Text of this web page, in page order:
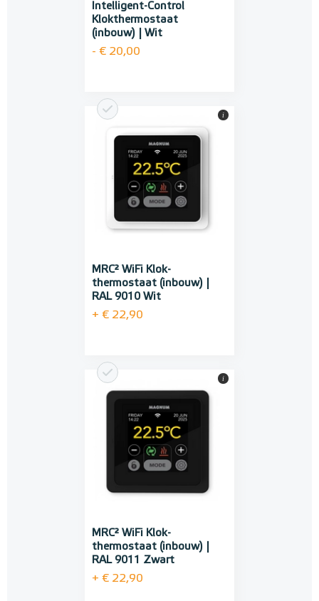
Intelligent-Control
Klokthermostaat
(inbouw) | Wit
- € 20,00
MRC² WiFi Klok-
thermostaat (inbouw) |
RAL 9010 Wit
+ € 22,90
i
MRC² WiFi Klok-
thermostaat (inbouw) |
RAL 9011 Zwart
+ € 22,90
i